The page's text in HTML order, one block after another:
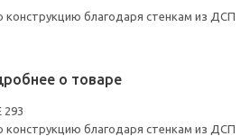
конструкцию благодаря стенкам из ДСП
о товаре
293
конструкцию благодаря стенкам из ДСП